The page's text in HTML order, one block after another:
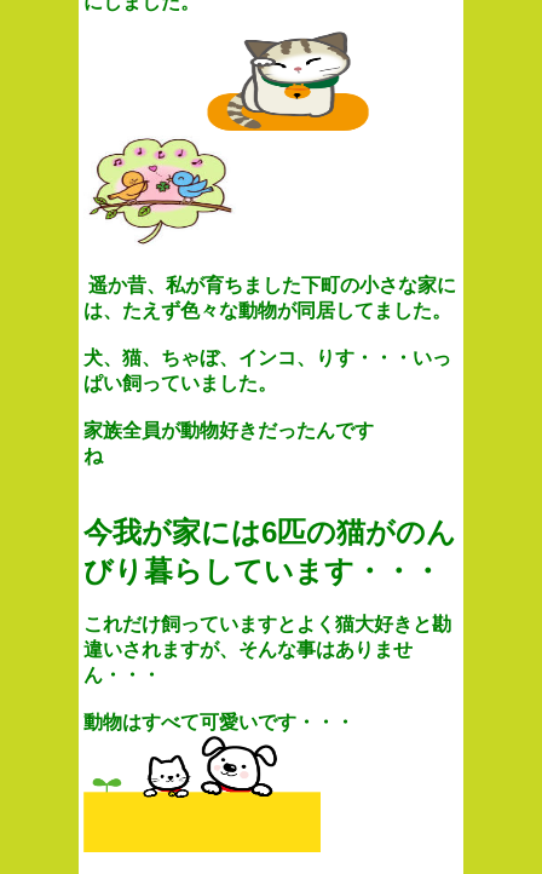
遥か昔、私が育ちました下町の小さな家に
は、たえず色々な動物が同居してました。
犬、猫、ちゃぼ、インコ、りす・・・いっ
ぱい飼っていました。
家族全員が動物好きだったんです
ね
今我が家には6匹の猫がのん
びり暮らしています・・・
これだけ飼っていますとよく猫大好きと勘
違いされますが、そんな事はありませ
ん・・・
動物はすべて可愛いです・・・